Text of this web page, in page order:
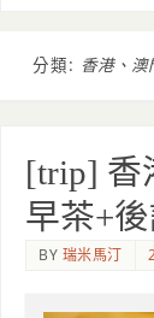
分類: 香港、澳
[trip] 香
早茶+
BY 瑞米馬汀